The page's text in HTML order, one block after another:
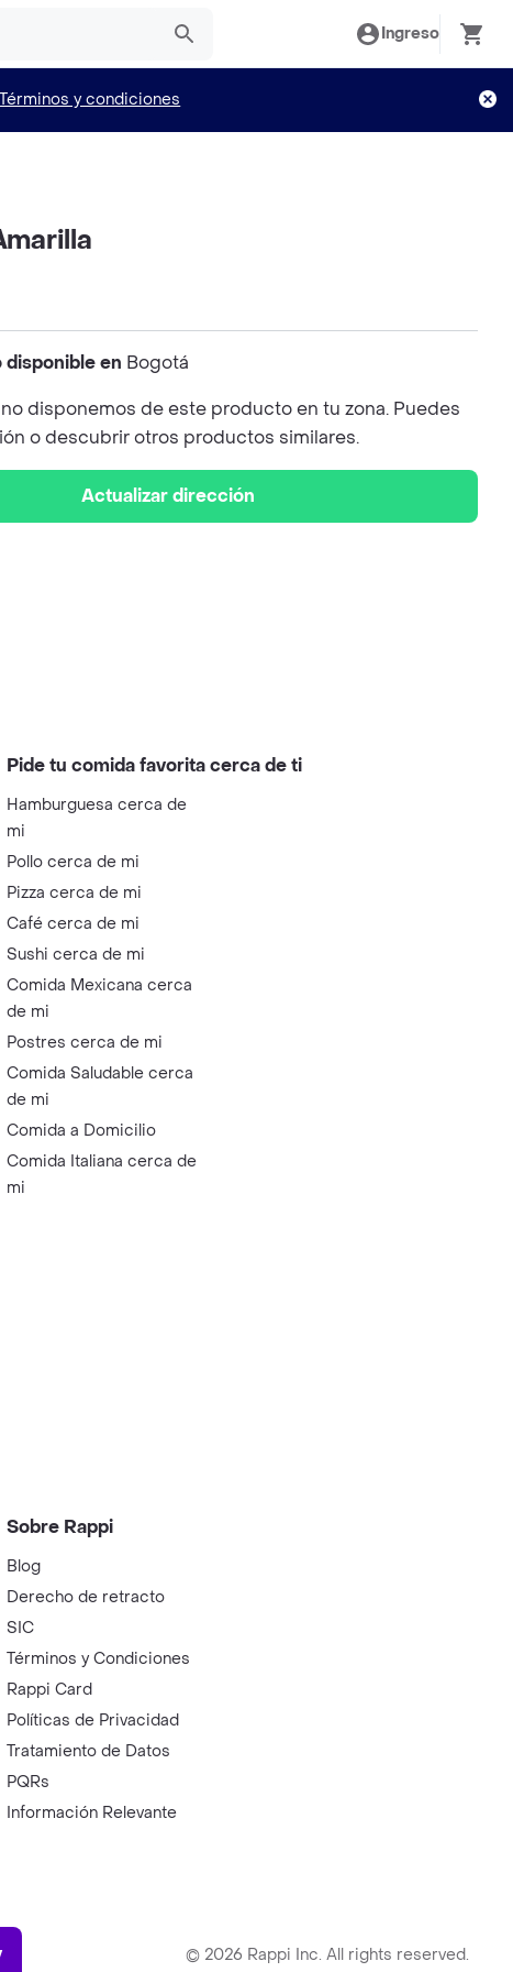
Ingreso
Términos y condiciones
en Bogotá
disponemos de este producto en tu zona. Puedes
o descubrir otros productos similares.
Actualizar dirección
Pide tu comida favorita cerca de ti
Hamburguesa cerca de
mi
Pollo cerca de mi
Pizza cerca de mi
Café cerca de mi
Sushi cerca de mi
Comida Mexicana cerca
de mi
Postres cerca de mi
Comida Saludable cerca
de mi
Comida a Domicilio
Comida Italiana cerca de
mi
Sobre Rappi
Blog
Derecho de retracto
SIC
Términos y Condiciones
Rappi Card
Políticas de Privacidad
Tratamiento de Datos
PQRs
Información Relevante
© 2026 Rappi Inc. All rights reserved.